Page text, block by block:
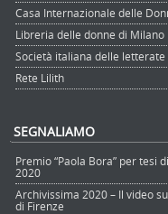
Casa Internazionale delle
Libreria delle donne di Milano
Società italiana delle letterate
Rete Lilith
SEGNALIAMO
Premio “Paola Bora” per tesi
2020
Archivissima 2020 – Il video
di Firenze